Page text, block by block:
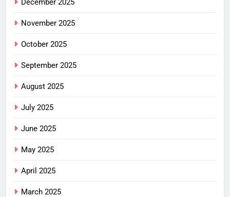
December 2025
November 2025
October 2025
September 2025
August 2025
July 2025
June 2025
May 2025
April 2025
March 2025